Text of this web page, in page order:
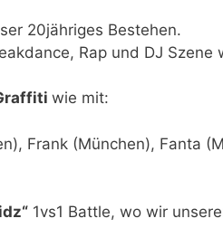
20jähriges Bestehen.
Rap und DJ
wie mit:
Frank (München), Fanta
1vs1 Battle, wo wir